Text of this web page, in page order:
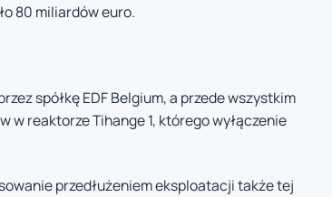
80 miliardów euro.
spółkę EDF Belgium, a przede wszystkim
w reaktorze Tihange 1, którego wyłączenie
przedłużeniem eksploatacji także tej